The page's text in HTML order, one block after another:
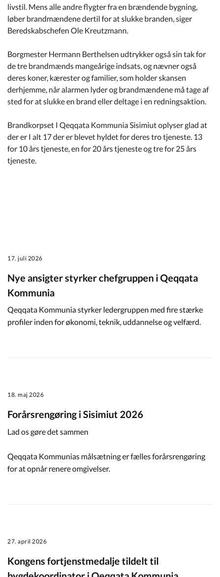
livstil. Mens alle andre flygter fra en brændende bygning,
løber brandmændene dertil for at slukke branden, siger
Beredskabschefen Ole Kreutzmann.
Borgmester Hermann Berthelsen udtrykker også sin tak for
de tre brandmænds mangeårige indsats, og nævner også
deres koner, kærester og familier, som holder skansen
derhjemme, når alarmen lyder og brandmændene må tage af
sted for at slukke en brand eller deltage i en redningsaktion.
Brandkorpset I Qeqqata Kommunia Sisimiut oplyser glad at
der er I alt 17 der er blevet hyldet for deres tro tjeneste. 13
for 10 års tjeneste, en for 20 års tjeneste og tre for 25 års
tjeneste.
17. juli 2026
Nye ansigter styrker chefgruppen i Qeqqata
Kommunia
Qeqqata Kommunia styrker ledergruppen med fire stærke
profiler inden for økonomi, teknik, uddannelse og velfærd.
18. maj 2026
Forårsrengøring i Sisimiut 2026
Lad os gøre det sammen
Qeqqata Kommunias målsætning er fælles forårsrengøring
for at opnår renere omgivelser.
27. april 2026
Kongens fortjenstmedalje tildelt til